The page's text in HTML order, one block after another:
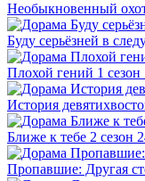
Необыкновенный
Буду серьёзней в
Плохой гений 1 сезон
История
Ближе к тебе 2 сезон
Пропавшие: Другая